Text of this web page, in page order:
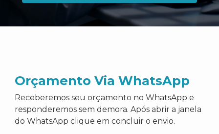
Orçamento Via WhatsApp
Receberemos seu orçamento no WhatsApp e
responderemos sem demora. Após abrir a janela
do WhatsApp clique em concluir o envio.